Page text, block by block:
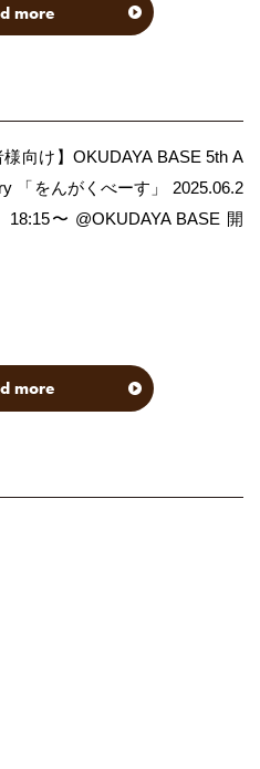
more
様向け】OKUDAYA BASE 5th A
「をんがくべーす」 2025.06.2
18:15〜 @OKUDAYA BASE 開
more